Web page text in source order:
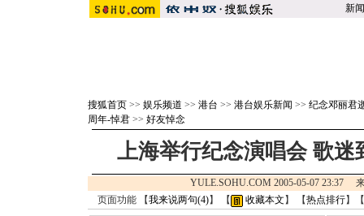
新闻
搜狐首页 >> 娱乐频道 >> 港台 >> 港台娱乐新闻 >> 纪念邓丽君
周年-悼君 >> 好友悼念
上海举行纪念演唱会 歌迷
YULE.SOHU.COM 2005-05-07 23:37
页面功能 【我来说两句(4)】 【 收藏本文 】 【热点排行】【